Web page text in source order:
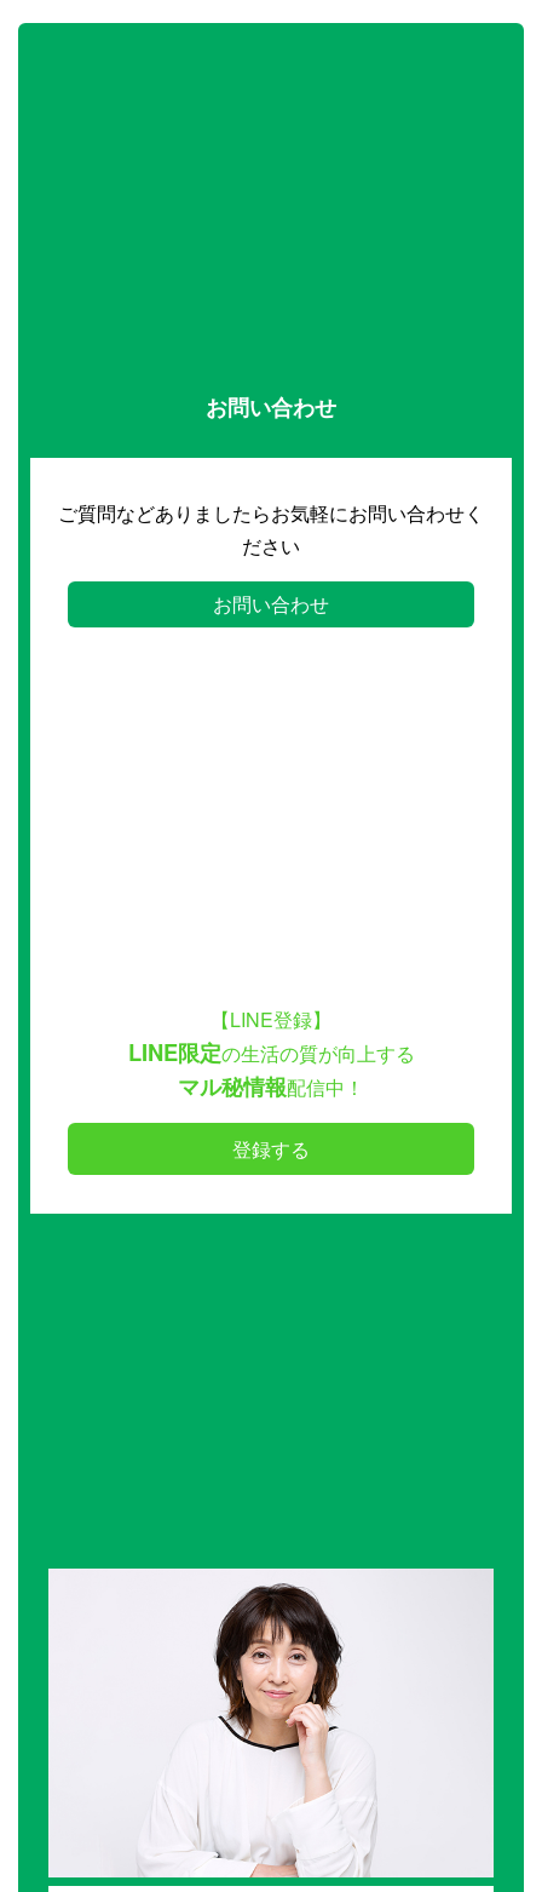
お問い合わせ
ご質問などありましたらお気軽にお問い合わせく
ださい
お問い合わせ
【LINE登録】
LINE限定の生活の質が向上する
マル秘情報配信中！
登録する